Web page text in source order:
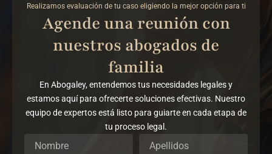
Realizamos evaluación de tu caso eligiendo la mejor opción para ti
Agende una reunión con
nuestros abogados de
familia
En Abogaley, entendemos tus necesidades legales y
estamos aquí para ofrecerte soluciones efectivas. Nuestro
equipo de expertos está listo para guiarte en cada etapa de
tu proceso legal.